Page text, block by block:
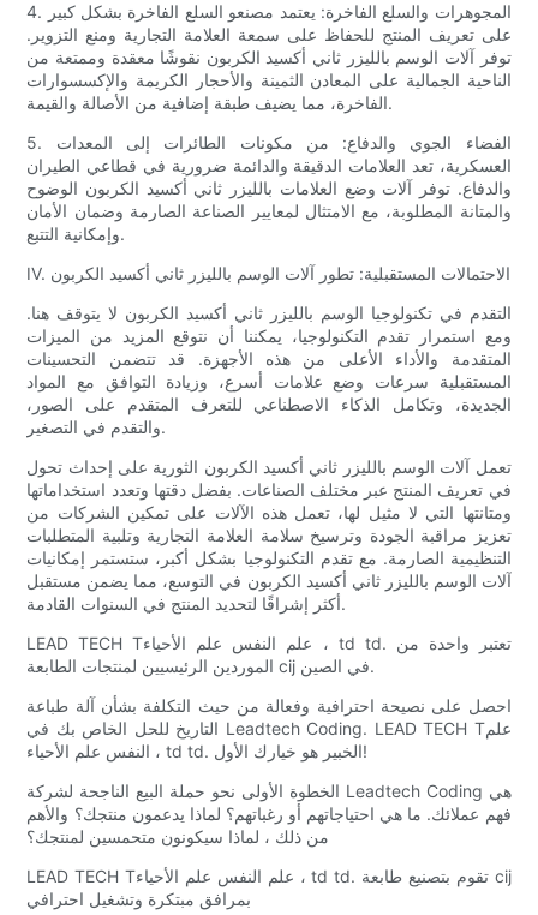
4. المجوهرات والسلع الفاخرة: يعتمد مصنعو السلع الفاخرة بشكل كبير
على تعريف المنتج للحفاظ على سمعة العلامة التجارية ومنع التزوير.
توفر آلات الوسم بالليزر ثاني أكسيد الكربون نقوشًا معقدة وممتعة من
الناحية الجمالية على المعادن الثمينة والأحجار الكريمة والإكسسوارات
الفاخرة، مما يضيف طبقة إضافية من الأصالة والقيمة.
5. الفضاء الجوي والدفاع: من مكونات الطائرات إلى المعدات
العسكرية، تعد العلامات الدقيقة والدائمة ضرورية في قطاعي الطيران
والدفاع. توفر آلات وضع العلامات بالليزر ثاني أكسيد الكربون الوضوح
والمتانة المطلوبة، مع الامتثال لمعايير الصناعة الصارمة وضمان الأمان
وإمكانية التتبع.
IV. الاحتمالات المستقبلية: تطور آلات الوسم بالليزر ثاني أكسيد الكربون
التقدم في تكنولوجيا الوسم بالليزر ثاني أكسيد الكربون لا يتوقف هنا.
ومع استمرار تقدم التكنولوجيا، يمكننا أن نتوقع المزيد من الميزات
المتقدمة والأداء الأعلى من هذه الأجهزة. قد تتضمن التحسينات
المستقبلية سرعات وضع علامات أسرع، وزيادة التوافق مع المواد
الجديدة، وتكامل الذكاء الاصطناعي للتعرف المتقدم على الصور،
والتقدم في التصغير.
تعمل آلات الوسم بالليزر ثاني أكسيد الكربون الثورية على إحداث تحول
في تعريف المنتج عبر مختلف الصناعات. بفضل دقتها وتعدد استخداماتها
ومتانتها التي لا مثيل لها، تعمل هذه الآلات على تمكين الشركات من
تعزيز مراقبة الجودة وترسيخ سلامة العلامة التجارية وتلبية المتطلبات
التنظيمية الصارمة. مع تقدم التكنولوجيا بشكل أكبر، ستستمر إمكانيات
آلات الوسم بالليزر ثاني أكسيد الكربون في التوسع، مما يضمن مستقبل
أكثر إشراقًا لتحديد المنتج في السنوات القادمة.
LEAD TECH Tعلم النفس علم الأحياء ، td td. تعتبر واحدة من
الموردين الرئيسيين لمنتجات الطابعة cij في الصين.
احصل على نصيحة احترافية وفعالة من حيث التكلفة بشأن آلة طباعة
التاريخ للحل الخاص بك في Leadtech Coding. LEAD TECH Tعلم
النفس علم الأحياء ، td td. الخبير هو خيارك الأول!
الخطوة الأولى نحو حملة البيع الناجحة لشركة Leadtech Coding هي
فهم عملائك. ما هي احتياجاتهم أو رغباتهم؟ لماذا يدعمون منتجك؟ والأهم
من ذلك ، لماذا سيكونون متحمسين لمنتجك؟
LEAD TECH Tعلم النفس علم الأحياء ، td td. تقوم بتصنيع طابعة cij
بمرافق مبتكرة وتشغيل احترافي